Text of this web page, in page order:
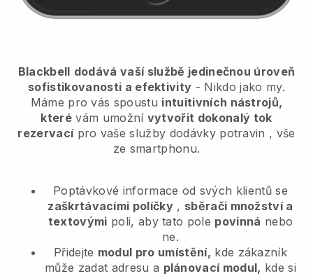
Blackbell dodává vaší službě jedinečnou úroveň
sofistikovanosti a efektivity - Nikdo jako my.
Máme pro vás spoustu intuitivních nástrojů,
které vám umožní vytvořit dokonalý tok
rezervací pro vaše služby dodávky potravin , vše
ze smartphonu.
Poptávkové informace od svých klientů se
zaškrtávacími políčky , sběrači množství a
textovými poli, aby tato pole povinná nebo
ne.
Přidejte modul pro umístění, kde zákazník
může zadat adresu a plánovací modul, kde si